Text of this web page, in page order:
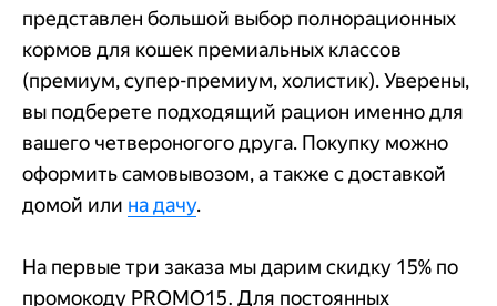
представлен большой выбор полнорационных
кормов для кошек премиальных классов
(премиум, супер-премиум, холистик). Уверены,
вы подберете подходящий рацион именно для
вашего четвероногого друга. Покупку можно
оформить самовывозом, а также с доставкой
домой или на дачу.
На первые три заказа мы дарим скидку 15% по
промокоду PROMO15. Для постоянных